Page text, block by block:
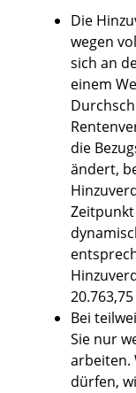
Die
wegen
sich an
einem
die
ändert,
20.763,75
Bei
Sie nur
arbeiten.
dürfen,